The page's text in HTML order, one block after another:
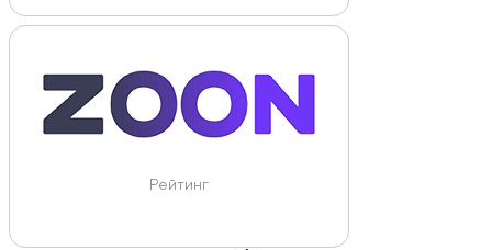
Рейтинг